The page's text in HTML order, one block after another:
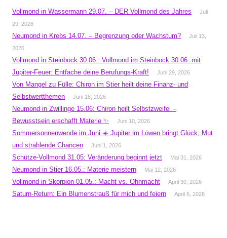
Vollmond in Wassermann 29.07. – DER Vollmond des Jahres
Juli
29, 2026
Neumond in Krebs 14.07. – Begrenzung oder Wachstum?
Juli 13,
2026
Vollmond in Steinbock 30.06.: Vollmond im Steinbock 30.06. mit
Jupiter-Feuer: Entfache deine Berufungs-Kraft!
Juni 29, 2026
Von Mangel zu Fülle: Chiron im Stier heilt deine Finanz- und
Selbstwertthemen
Juni 18, 2026
Neumond in Zwillinge 15.06: Chiron heilt Selbstzweifel –
Bewusstsein erschafft Materie ✨
Juni 10, 2026
Sommersonnenwende im Juni ☀️ Jupiter im Löwen bringt Glück, Mut
und strahlende Chancen
Juni 1, 2026
Schütze-Vollmond 31.05: Veränderung beginnt jetzt Mai 31, 2026
Neumond in Stier 16.05.: Materie meistern Mai 12, 2026
Vollmond in Skorpion 01.05.: Macht vs. Ohnmacht April 30, 2026
Saturn-Return: Ein Blumenstrauß für mich und feiern April 6, 2026